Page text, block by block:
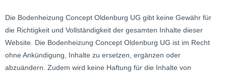
Die Bodenheizung Concept Oldenburg UG gibt keine Gewähr für
die Richtigkeit und Vollständigkeit der gesamten Inhalte dieser
Website. Die Bodenheizung Concept Oldenburg UG ist im Recht
ohne Ankündigung, Inhalte zu ersetzen, ergänzen oder
abzuändern. Zudem wird keine Haftung für die Inhalte von